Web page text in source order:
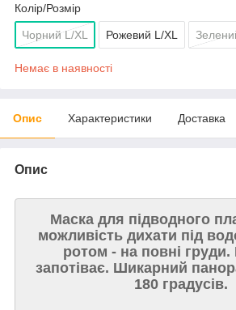
Колір/Розмір
Чорний L/XL Рожевий L/XL
Немає в наявності
Опис Характеристики Доставка
Опис
Маска для підводного
можливість дихати під
ротом - на повні
запотіває. Шикарний
180 градусів.